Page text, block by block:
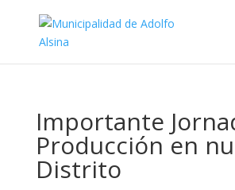
Importante
Producción en
Distrito